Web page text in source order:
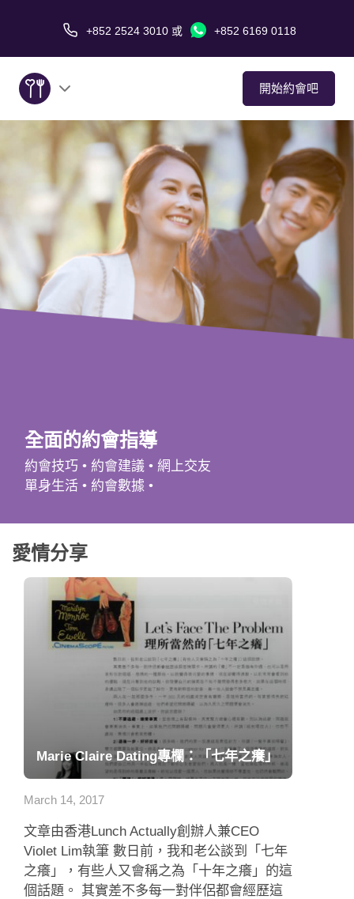
+852 2524 3010 或 +852 6169 0118
開始約會吧
關於我們
愛情故事
傳媒報導
約會技巧
全面的約會指導
約會技巧 • 約會建議 • 網上交友
單身生活 • 約會數據 •
愛情分享
Marie Claire Dating專欄：「七年之癢」
March 14, 2017
文章由香港Lunch Actually創辦人兼CEO
Violet Lim執筆 數日前，我和老公談到「七年
之癢」，有些人又會稱之為「十年之癢」的這
個話題。 其實差不多每一對伴侶都會經歷這